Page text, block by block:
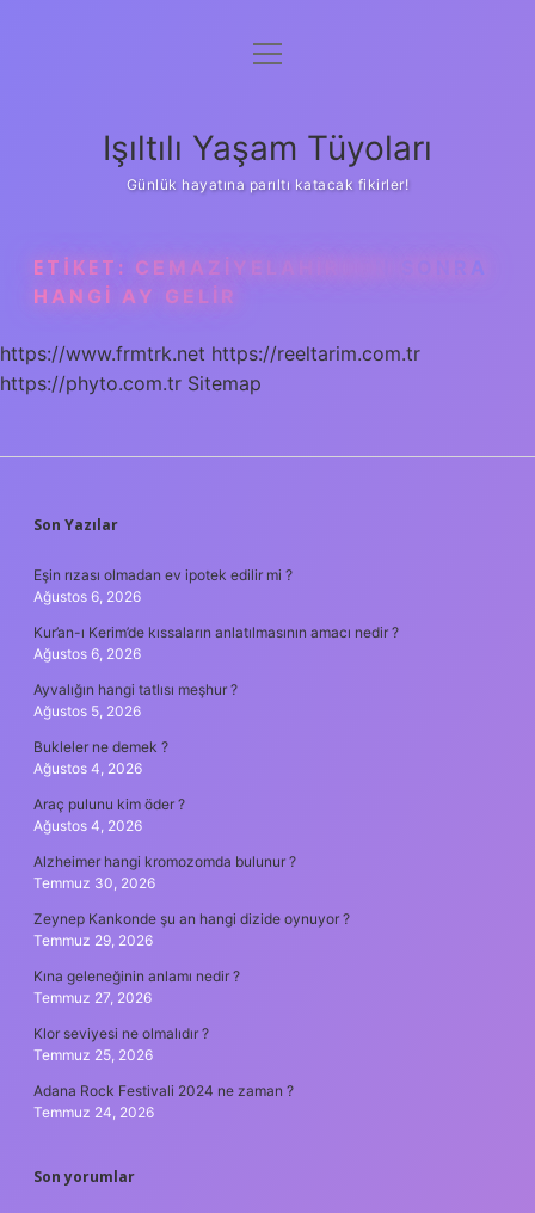
Anasayfa
Yasal Uyarı
menüyü
Işıltılı Yaşam Tüyoları
Günlük hayatına parıltı katacak fikirler!
ETIKET: CEMAZIYELAHIRDEN SONRA
HANGI AY GELIR
https://www.frmtrk.net https://reeltarim.com.tr
https://phyto.com.tr Sitemap
SIDEBAR
Son Yazılar
Eşin rızası olmadan ev ipotek edilir mi ?
Ağustos 6, 2026
Kur’an-ı Kerim’de kıssaların anlatılmasının amacı nedir ?
Ağustos 6, 2026
Ayvalığın hangi tatlısı meşhur ?
Ağustos 5, 2026
Bukleler ne demek ?
Ağustos 4, 2026
Araç pulunu kim öder ?
Ağustos 4, 2026
Alzheimer hangi kromozomda bulunur ?
Temmuz 30, 2026
Zeynep Kankonde şu an hangi dizide oynuyor ?
Temmuz 29, 2026
Kına geleneğinin anlamı nedir ?
Temmuz 27, 2026
Klor seviyesi ne olmalıdır ?
Temmuz 25, 2026
Adana Rock Festivali 2024 ne zaman ?
Temmuz 24, 2026
Son yorumlar